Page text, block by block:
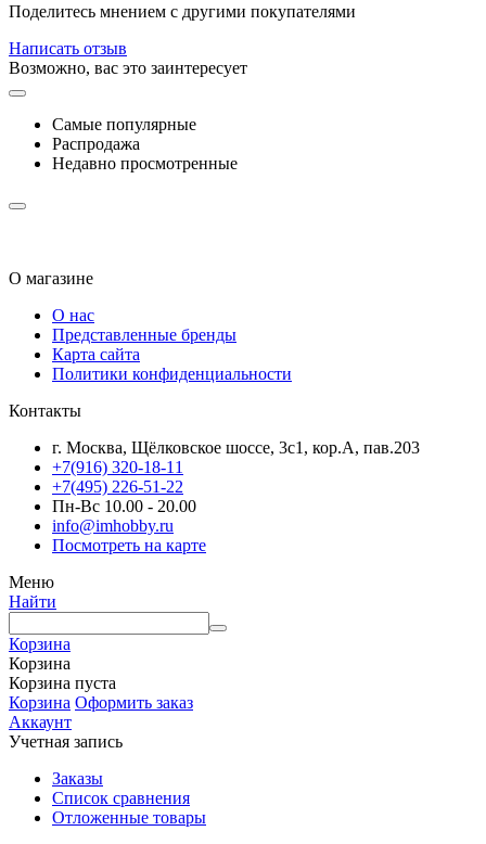
Поделитесь мнением с другими покупателями
Написать отзыв
Возможно, вас это заинтересует
Самые популярные
Распродажа
Недавно просмотренные
О магазине
О нас
Представленные бренды
Карта сайта
Политики конфиденциальности
Контакты
г. Москва, Щёлковское шоссе, 3с1, кор.А, пав.203
+7(916) 320-18-11
+7(495) 226-51-22
Пн-Вс 10.00 - 20.00
info@imhobby.ru
Посмотреть на карте
Меню
Найти
Корзина
Корзина
Корзина пуста
Корзина Оформить заказ
Аккаунт
Учетная запись
Заказы
Список сравнения
Отложенные товары